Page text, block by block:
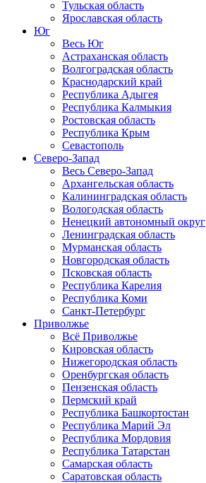
Тульская область
Ярославская область
Юг
Весь Юг
Астраханская область
Волгоградская область
Краснодарский край
Республика Адыгея
Республика Калмыкия
Ростовская область
Республика Крым
Севастополь
Северо-Запад
Весь Северо-Запад
Архангельская область
Калининградская область
Вологодская область
Ненецкий автономный округ
Ленинградская область
Мурманская область
Новгородская область
Псковская область
Республика Карелия
Республика Коми
Санкт-Петербург
Приволжье
Всё Приволжье
Кировская область
Нижегородская область
Оренбургская область
Пензенская область
Пермский край
Республика Башкортостан
Республика Марий Эл
Республика Мордовия
Республика Татарстан
Самарская область
Саратовская область